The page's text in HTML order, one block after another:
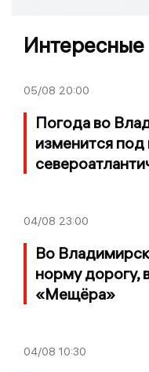
Интересные
05/08 20:00
Погода во
изменится
04/08 23:00
Во
норму дорогу,
«Мещёра»
04/08 10:30